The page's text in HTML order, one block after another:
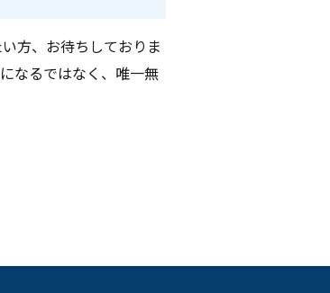
方、お待ちしておりま
なるではなく、唯一無